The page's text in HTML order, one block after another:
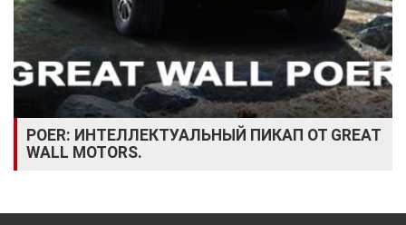
POER: ИНТЕЛЛЕКТУАЛЬНЫЙ ПИКАП ОТ GREAT
WALL MOTORS.